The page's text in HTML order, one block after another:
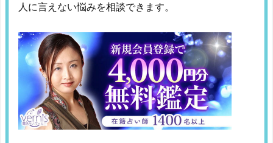
人に言えない悩みを相談できます。